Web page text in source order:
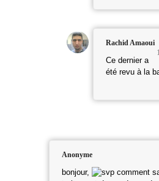
Rachid Amaoui
Ce dernier a
été revu à la
Anonyme
bonjour,
comment